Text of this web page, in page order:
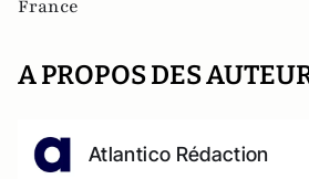
France
A PROPOS DES
Atlantico Rédaction